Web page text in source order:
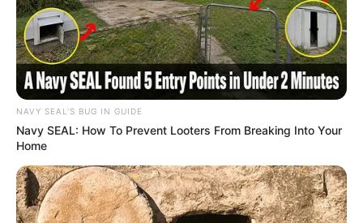
NAVY SEAL'S BUG IN GUIDE
Navy SEAL: How To Prevent Looters From Breaking Into Your
Home